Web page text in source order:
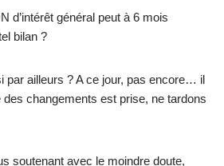
d’intérêt général peut à 6 mois
bilan ?
par ailleurs ? A ce jour, pas encore… il
changements est prise, ne tardons
soutenant avec le moindre doute,